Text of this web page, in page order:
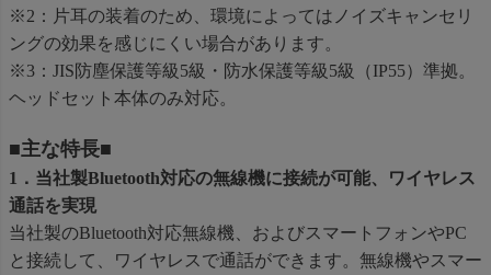
※2：片耳の装着のため、環境によってはノイズキャンセリ
ングの効果を感じにくい場合があります。
※3：JIS防塵保護等級5級・防水保護等級5級（IP55）準拠。
ヘッドセット本体のみ対応。
■主な特長■
1．当社製Bluetooth対応の無線機に接続が可能、ワイヤレス
通話を実現
当社製のBluetooth対応無線機、およびスマートフォンやPC
と接続して、ワイヤレスで通話ができます。無線機やスマー